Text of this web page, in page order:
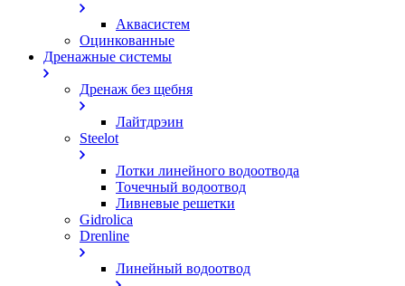
Аквасистем
Оцинкованные
Дренажные системы
Дренаж без щебня
Лайтдрэин
Steelot
Лотки линейного водоотвода
Точечный водоотвод
Ливневые решетки
Gidrolica
Drenline
Линейный водоотвод